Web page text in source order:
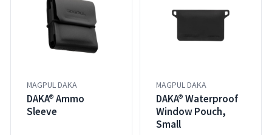
MAGPUL DAKA
DAKA® Ammo
Sleeve
MAGPUL DAKA
DAKA® Waterproof
Window Pouch,
Small